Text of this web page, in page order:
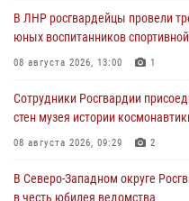
В ЛНР росгвардейцы провели
юных воспитанников
08 августа 2026, 13:00 1
Сотрудники Росгвардии
стен музея истории
08 августа 2026, 09:29 2
В Северо-Западном округе
в честь юбилея ведомства